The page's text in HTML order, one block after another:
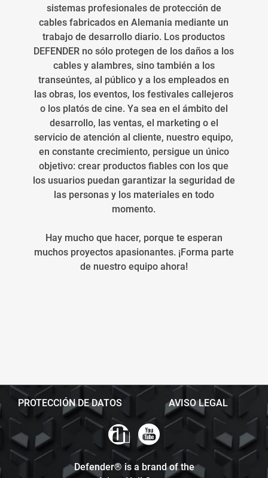
sistemas profesionales de protección de
cables fabricados en Alemania mediante un
trabajo de desarrollo diario. Los productos
DEFENDER no sólo protegen de los daños a los
cables y alambres, sino también a los
transeúntes, al público y a los empleados en
las obras, los eventos, los festivales callejeros
o los platós de cine. Ya sea en el ámbito del
desarrollo, las ventas, el marketing o el
servicio de atención al cliente, nuestro equipo,
en constante crecimiento, persigue un único
objetivo: crear productos fiables con los que
los usuarios puedan garantizar la seguridad de
las personas y los materiales en todo
momento.
Hay mucho que hacer, porque te esperan
muchos proyectos apasionantes. ¡Forma parte
de nuestro equipo ahora!
PROTECCIÓN DE DATOS AVISO LEGAL
Defender® is a brand of the